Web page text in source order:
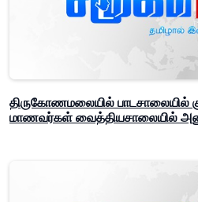
திருகோணமலையில் பாடசாலையில்
மாணவர்கள் வைத்தியசாலையில்